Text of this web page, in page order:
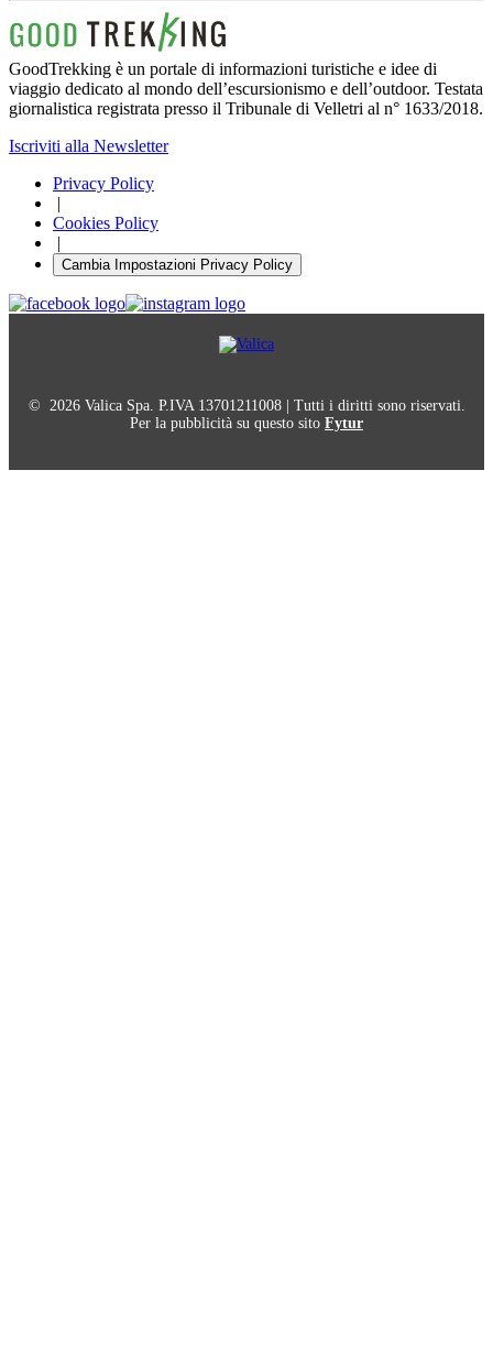
GoodTrekking è un portale di informazioni turistiche e idee di
viaggio dedicato al mondo dell’escursionismo e dell’outdoor. Testata
giornalistica registrata presso il Tribunale di Velletri al n° 1633/2018.
Iscriviti alla Newsletter
Privacy Policy
|
Cookies Policy
|
Cambia Impostazioni Privacy Policy
© 2026 Valica Spa. P.IVA 13701211008 | Tutti i diritti sono riservati.
Per la pubblicità su questo sito Fytur